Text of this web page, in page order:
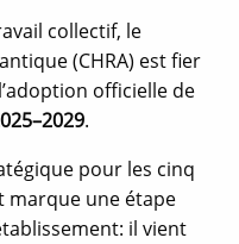
collectif, le
(CHRA) est fier
officielle de
.
pour les cinq
marque une étape
il vient